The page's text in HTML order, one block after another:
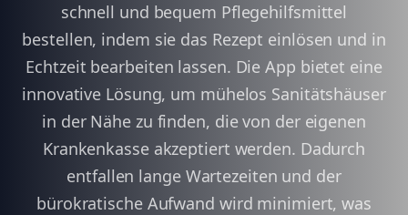
schnell und bequem Pflegehilfsmittel
bestellen, indem sie das Rezept einlösen und in
Echtzeit bearbeiten lassen. Die App bietet eine
innovative Lösung, um mühelos Sanitätshäuser
in der Nähe zu finden, die von der eigenen
Krankenkasse akzeptiert werden. Dadurch
entfallen lange Wartezeiten und der
bürokratische Aufwand wird minimiert, was